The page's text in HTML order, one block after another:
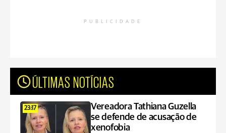
PUBLICIDADE
ÚLTIMAS NOTÍCIAS
23:17
Vereadora Tathiana Guzella
se defende de acusação de
xenofobia